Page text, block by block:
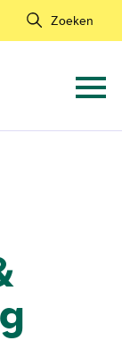
Zoeken